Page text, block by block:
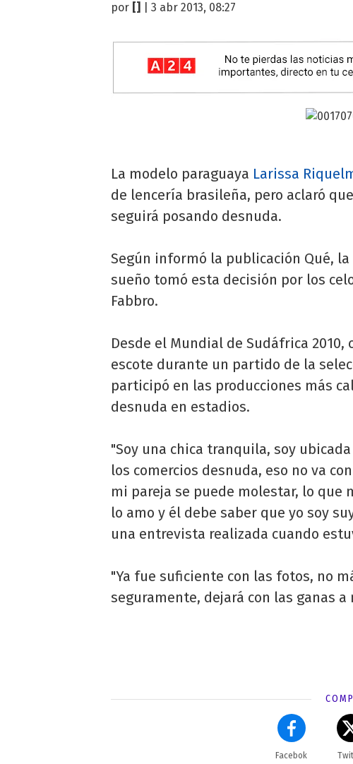
por | 3 abr 2013, 08:27
La modelo paraguaya Larissa
de lencería brasileña, pero aclaró
seguirá posando desnuda.
Según informó la publicación Qué,
sueño tomó esta decisión por los
Fabbro.
Desde el Mundial de Sudáfrica
escote durante un partido de la
participó en las producciones más
desnuda en estadios.
"Soy una chica tranquila, soy
los comercios desnuda, eso no va
mi pareja se puede molestar, lo que
lo amo y él debe saber que yo soy
una entrevista realizada cuando
"Ya fue suficiente con las fotos, no
seguramente, dejará con las ganas a
Facebok